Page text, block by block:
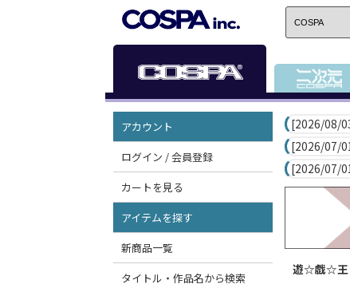
アカウント
ログイン / 会員登録
カートを見る
アイテムを探す
新商品一覧
タイトル・作品名から検索
[2026/08/
[2026/07/
[2026/07/
遊☆戯☆王